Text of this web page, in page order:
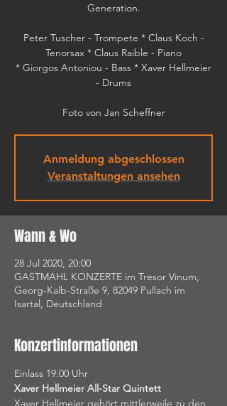
Generation.
Peter Tuscher - Trompete * Claus Koch -
Tenorsax * Claus Raible - Piano
* Giorgos Antoniou - Bass * Xaver Hellmeier
- Drums
Foto von Jan Scheffner
Anmeldung abgeschlossen
Veranstaltungen ansehen
Wann & Wo
28 Jul 2020, 20:00
GASTMAHL KONZERTE im Tresor Vinum,
Georg-Kalb-Straße 9, 82049 Pullach im
Isartal, Deutschland
Konzertinformationen
Einlass 19:00 Uhr
Xaver Hellmeier All-Star Quintett
Xaver Hellmeier gehört mittlerweile zu den